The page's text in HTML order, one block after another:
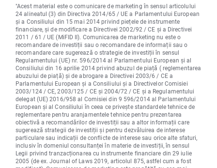
"Acest material este o comunicare de marketing în sensul articolului
24 alineatul (3) din Directiva 2014/65 / UE a Parlamentului European
și a Consiliului din 15 mai 2014 privind piețele de instrumente
financiare, și de modificare a Directivei 2002/92 / CE și a Directivei
2011 / 61 / UE (MiFID II). Comunicarea de marketing nu este o
recomandare de investiții sau o recomandare de informații sau o
recomandare care sugerează o strategie de investiții în sensul
Regulamentului (UE) nr. 596/2014 al Parlamentului European și al
Consiliului din 16 aprilie 2014 privind abuzul de piață ( reglementarea
abuzului de piață) și de abrogare a Directivei 2003/6 / CE a
Parlamentului European și a Consiliului și a Directivelor Comisiei
2003/124 / CE, 2003/125 / CE și 2004/72 / CE și a Regulamentului
delegat (UE) 2016/958 al Comisiei din 9 596/2014 al Parlamentului
European și al Consiliului în ceea ce privește standardele tehnice de
reglementare pentru aranjamentele tehnice pentru prezentarea
obiectivă a recomandărilor de investiții sau a altor informații care
sugerează strategii de investiții și pentru dezvăluirea de interese
particulare sau indicații de conflicte de interese sau orice alte sfaturi,
inclusiv în domeniul consultanței în materie de investiții, în sensul
Legii privind tranzacționarea cu instrumente financiare din 29 iulie
2005 (de ex. Journal of Laws 2019, articolul 875, astfel cum a fost